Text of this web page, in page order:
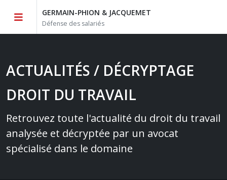
GERMAIN-PHION & JACQUEMET
Défense des salariés
ACTUALITÉS / DÉCRYPTAGE
DROIT DU TRAVAIL
Retrouvez toute l'actualité du droit du travail
analysée et décryptée par un avocat
spécialisé dans le domaine